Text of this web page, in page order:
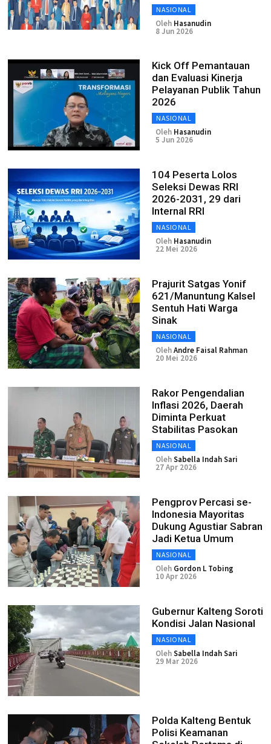
NASIONAL
Oleh Hasanudin
8 Jun 2026
Kick Off Pemantauan
dan Evaluasi Kinerja
Pelayanan Publik Tahun
2026
NASIONAL
Oleh Hasanudin
5 Jun 2026
104 Peserta Lolos
Seleksi Dewas RRI
2026-2031, 29 dari
Internal RRI
NASIONAL
Oleh Hasanudin
22 Mei 2026
Prajurit Satgas Yonif
621/Manuntung Kalsel
Sentuh Hati Warga
Sinak
NASIONAL
OlehAndre Faisal Rahman
20 Mei 2026
Rakor Pengendalian
Inflasi 2026, Daerah
Diminta Perkuat
Stabilitas Pasokan
NASIONAL
OlehSabella Indah Sari
27 Apr 2026
Pengprov Percasi se-
Indonesia Mayoritas
Dukung Agustiar Sabran
Jadi Ketua Umum
NASIONAL
Oleh Gordon L Tobing
10 Apr 2026
Gubernur Kalteng Soroti
Kondisi Jalan Nasional
NASIONAL
OlehSabella Indah Sari
29 Mar 2026
Polda Kalteng Bentuk
Polisi Keamanan